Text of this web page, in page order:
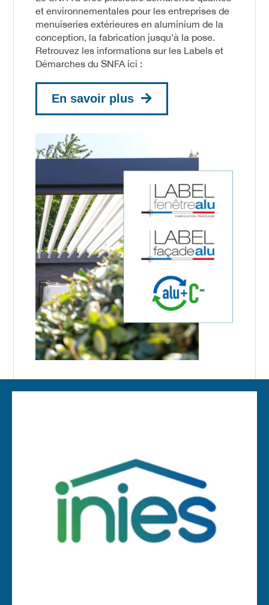
et environnementales pour les entreprises de
menuiseries extérieures en aluminium de la
conception, la fabrication jusqu’à la pose.
Retrouvez les informations sur les Labels et
Démarches du SNFA ici :
En savoir plus